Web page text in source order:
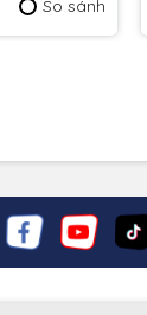
So sánh